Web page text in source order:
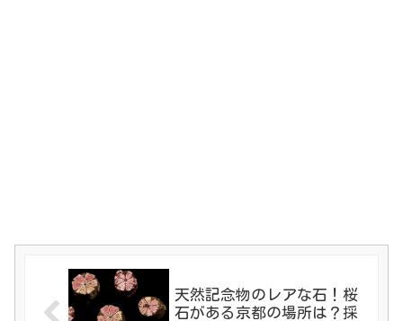
天然記念物のレアな石！桜
石がある京都の場所は？採